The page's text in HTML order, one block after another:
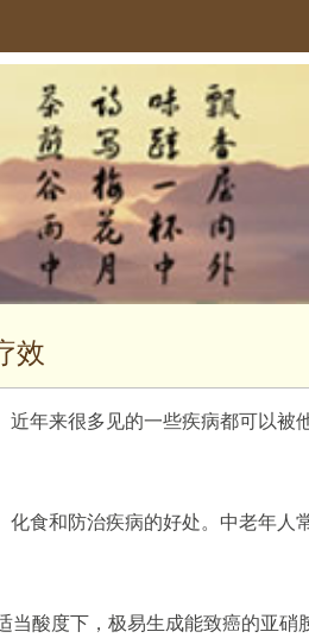
效
年来很多见的一些疾病都可以被
食和防治疾病的好处。中老年人
酸度下，极易生成能致癌的亚硝